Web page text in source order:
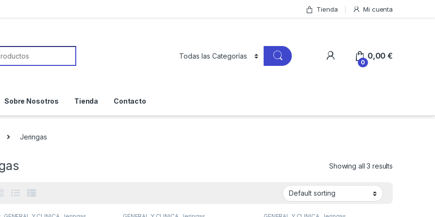
Tienda Mi cuenta
0
0,00€
Sobre Nosotros Tienda Contacto
Jeringas
Showing all 3 results